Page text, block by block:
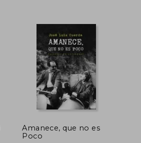
Amanece, que no es
Poco